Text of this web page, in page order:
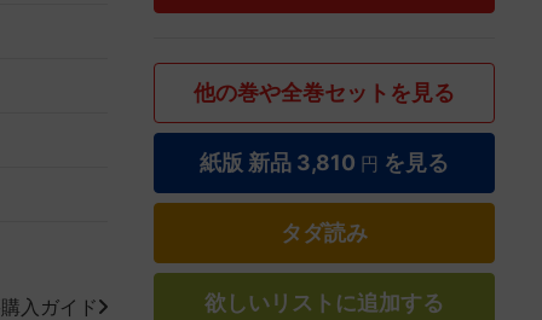
入ガイド
他の巻や全巻セットを見る
紙版 新品 3,810 円 を見る
タダ読み
欲しいリストに追加する